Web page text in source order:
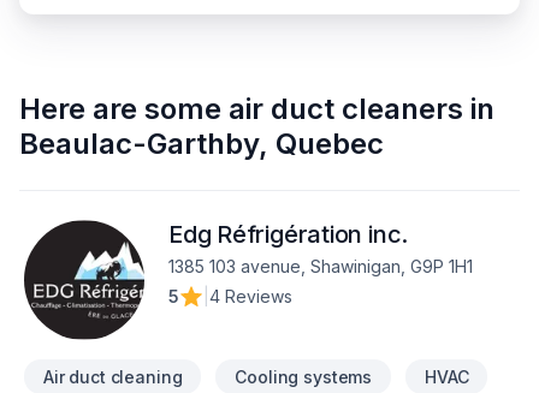
Here are some air duct cleaners in
Beaulac-Garthby, Quebec
Edg Réfrigération inc.
1385 103 avenue, Shawinigan, G9P 1H1
5
4 Reviews
Air duct cleaning Cooling systems HVAC